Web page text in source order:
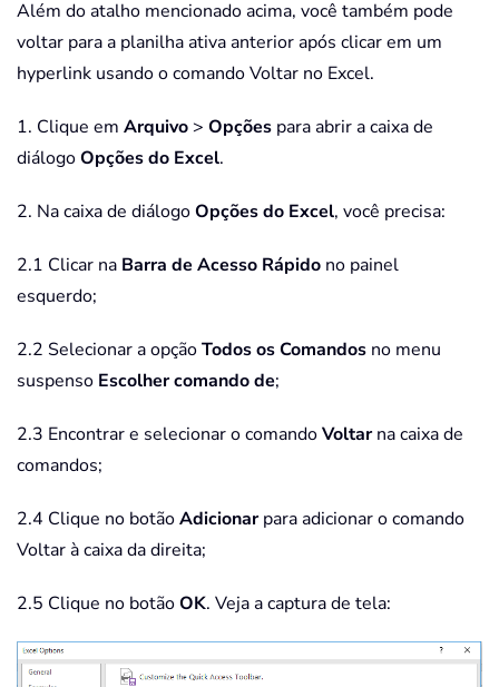
Além do atalho mencionado acima, você também pode
voltar para a planilha ativa anterior após clicar em um
hyperlink usando o comando Voltar no Excel.
1. Clique em Arquivo > Opções para abrir a caixa de
diálogoOpções do Excel.
2. Na caixa de diálogoOpções do Excel, você precisa:
2.1 Clicar na Barra de Acesso Rápido no painel
esquerdo;
2.2 Selecionar a opçãoTodos os Comandos no menu
suspenso Escolher comando de;
2.3 Encontrar e selecionar o comandoVoltarna caixa de
comandos;
2.4 Clique no botãoAdicionarpara adicionar o comando
Voltar à caixa da direita;
2.5 Clique no botãoOK. Veja a captura de tela: